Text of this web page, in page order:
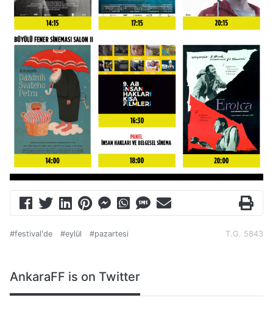
T.G. 5843
#festival'de #eylül #pazartesi
AnkaraFF is on Twitter